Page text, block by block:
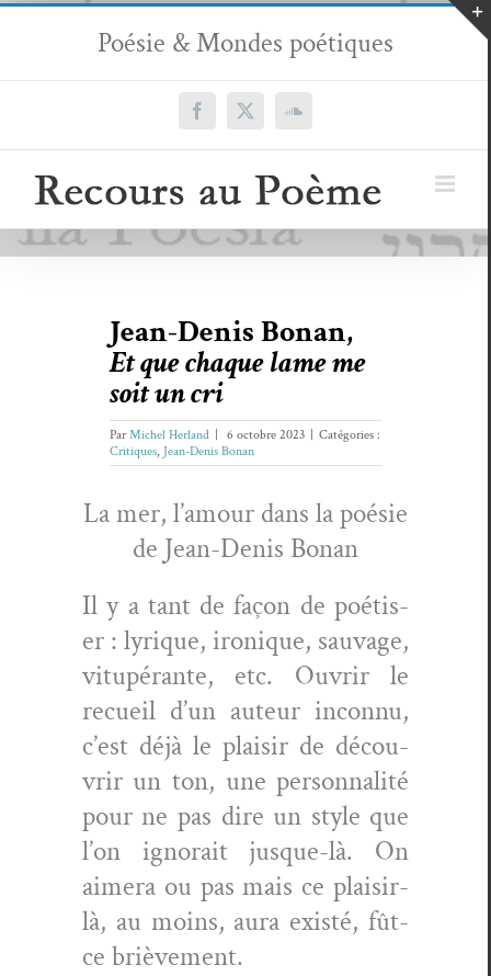
Passer
contenu
Poésie & Mondes poétiques
Facebook
X SoundCloud
Jean-Denis Bonan,
Et que chaque lame me
soit un cri
ParMichel Herland 6 octobre 2023
Catégories :
Critiques, Jean-Denis Bonan
La mer, l’amour dans la poésie
de Jean-Denis Bonan
Il y a tant de façon de poé­tis­
er : lyrique, ironique, sauvage,
vitupérante, etc. Ouvrir le
recueil d’un auteur incon­nu,
c’est déjà le plaisir de décou­
vrir un ton, une per­son­nal­ité
pour ne pas dire un style que
l’on igno­rait jusque-là. On
aimera ou pas mais ce plaisir-
là, au moins, aura existé, fût-
ce brièvement.